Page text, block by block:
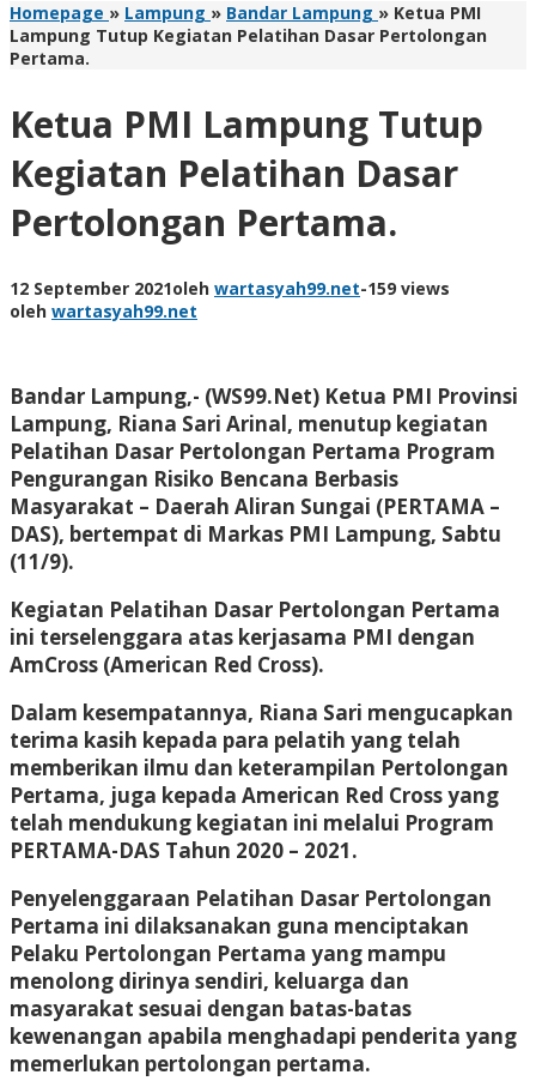
Homepage » Lampung » Bandar Lampung » Ketua PMI
Lampung Tutup Kegiatan Pelatihan Dasar Pertolongan
Pertama.
Ketua PMI Lampung Tutup
Kegiatan Pelatihan Dasar
Pertolongan Pertama.
12 September 2021oleh wartasyah99.net-159 views
oleh wartasyah99.net
Bandar Lampung,- (WS99.Net) Ketua PMI Provinsi
Lampung, Riana Sari Arinal, menutup kegiatan
Pelatihan Dasar Pertolongan Pertama Program
Pengurangan Risiko Bencana Berbasis
Masyarakat – Daerah Aliran Sungai (PERTAMA –
DAS), bertempat di Markas PMI Lampung, Sabtu
(11/9).
Kegiatan Pelatihan Dasar Pertolongan Pertama
ini terselenggara atas kerjasama PMI dengan
AmCross (American Red Cross).
Dalam kesempatannya, Riana Sari mengucapkan
terima kasih kepada para pelatih yang telah
memberikan ilmu dan keterampilan Pertolongan
Pertama, juga kepada American Red Cross yang
telah mendukung kegiatan ini melalui Program
PERTAMA-DAS Tahun 2020 – 2021.
Penyelenggaraan Pelatihan Dasar Pertolongan
Pertama ini dilaksanakan guna menciptakan
Pelaku Pertolongan Pertama yang mampu
menolong dirinya sendiri, keluarga dan
masyarakat sesuai dengan batas-batas
kewenangan apabila menghadapi penderita yang
memerlukan pertolongan pertama.